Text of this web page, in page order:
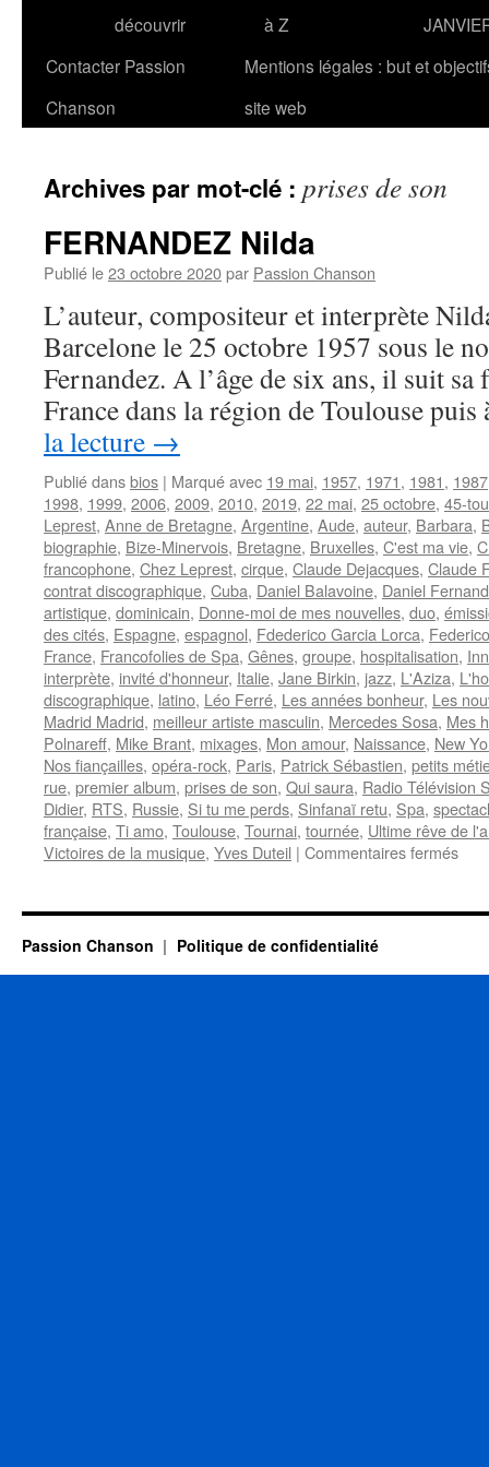
découvrir
à Z
Contacter Passion
Chanson
Mentions légales : but et
site web
Archives par mot-clé : prises de son
FERNANDEZ Nilda
Publié le23 octobre 2020par Passion Chanson
L’auteur, compositeur et interprète
Barcelone le 25 octobre 1957 sous le
Fernandez. A l’âge de six ans, il suit
France dans la région de Toulouse
la lecture →
Publié dansbios | Marqué avec 19 mai, 1957, 1971, 1981, 1987
1998, 1999, 2006, 2009, 2010, 2019, 22 mai, 25 octobre, 45-
Leprest, Anne de Bretagne, Argentine, Aude, auteur, Barbara,
biographie, Bize-Minervois, Bretagne, Bruxelles, C'est ma vie,
francophone, Chez Leprest, cirque, Claude Dejacques, Claude
contrat discographique, Cuba, Daniel Balavoine, Daniel
artistique, dominicain, Donne-moi de mes nouvelles, duo,
des cités, Espagne, espagnol, Fdederico Garcia Lorca,
France, Francofolies de Spa, Gênes, groupe, hospitalisation,
interprète, invité d'honneur, Italie, Jane Birkin, jazz, L'Aziza,
discographique, latino, Léo Ferré, Les années bonheur, Les
Madrid Madrid, meilleur artiste masculin, Mercedes Sosa, Mes
Polnareff, Mike Brant, mixages, Mon amour, Naissance, New
Nos fiançailles, opéra-rock, Paris, Patrick Sébastien, petits
rue, premier album, prises de son, Qui saura, Radio Télévision
Didier, RTS, Russie, Si tu me perds, Sinfanaï retu, Spa,
française, Ti amo, Toulouse, Tournai, tournée, Ultime rêve de
Victoires de la musique, Yves Duteil | Commentaires ferméssur
Passion Chanson Politique de confidentialité